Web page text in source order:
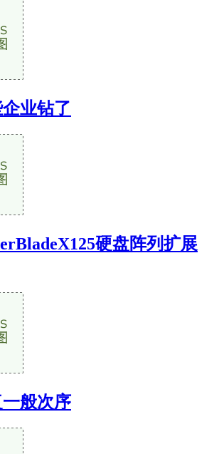
业钻了
硬盘阵列扩展
般次序